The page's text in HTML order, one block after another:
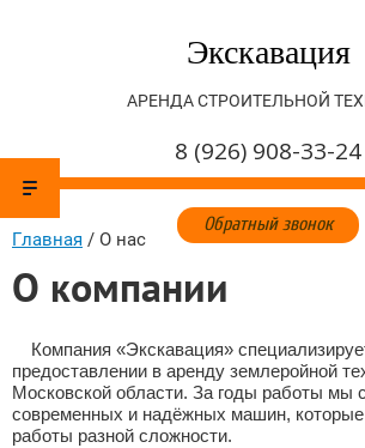
Экскавация
АРЕНДА СТРОИТЕЛЬНОЙ
8 (926) 908-33-24
Обратный звонок
Главная / О нас
О компании
Компания «Экскавация»
предоставлении в аренду землеройной
Московской области. За годы работы мы
современных и надёжных машин,
работы разной сложности.